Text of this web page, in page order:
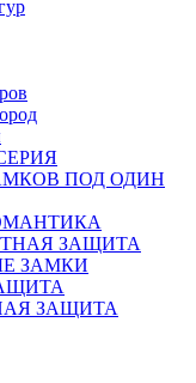
ПОД ОДИН
ЗАЩИТА
ЗАМКИ
ЗАЩИТА